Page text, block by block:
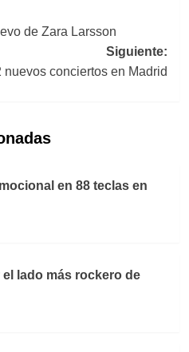
de Zara Larsson
Siguiente:
nuevos conciertos en Madrid
en 88 teclas en
lado más rockero de